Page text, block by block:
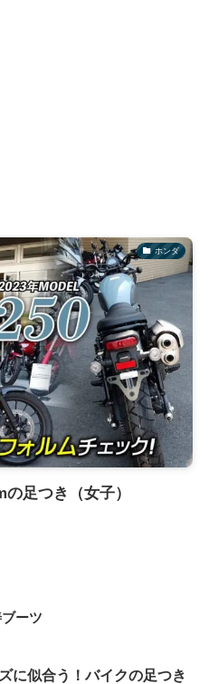
ホンダ
足つき（女子）
ーツ
に似合う！バイクの足つき